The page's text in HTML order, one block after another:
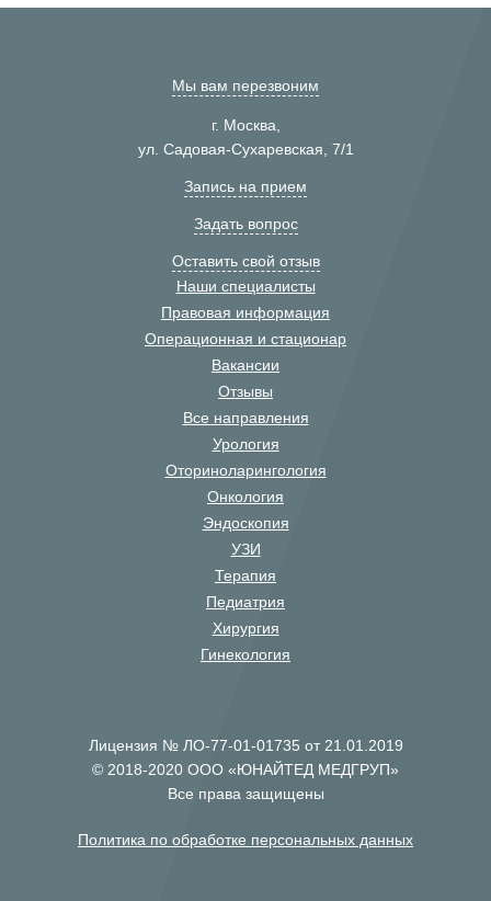
Мы вам перезвоним
г. Москва,
ул. Садовая-Сухаревская, 7/1
Запись на прием
Задать вопрос
Оставить свой отзыв
Наши специалисты
Правовая информация
Операционная и стационар
Вакансии
Отзывы
Все направления
Урология
Оториноларингология
Онкология
Эндоскопия
УЗИ
Терапия
Педиатрия
Хирургия
Гинекология
Лицензия № ЛО-77-01-01735 от 21.01.2019
© 2018-2020 ООО «ЮНАЙТЕД МЕДГРУП»
Все права защищены
Политика по обработке персональных данных